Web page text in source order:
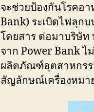
จะช่วยป้องกันโรคอ
Bank) ระเบิดไฟลุก
โดยสาร ต่อมาบริษัท
จาก Power Bank
ผลิตภัณฑ์อุตสาหกรร
สัญลักษณ์เครื่องหมา